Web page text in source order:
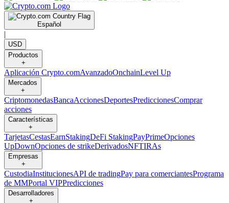
Español
|
USD
Productos
+
Aplicación Crypto.comAvanzadoOnchainLevel Up
Mercados
+
CriptomonedasBancaAccionesDeportesPrediccionesComprar
acciones
Características
+
TarjetasCestasEarnStakingDeFi StakingPayPrimeOpciones
UpDownOpciones de strikeDerivadosNFTIRAs
Empresas
+
CustodiaInstitucionesAPI de tradingPay para comerciantesPrograma
de MMPortal VIPPredicciones
Desarrolladores
+